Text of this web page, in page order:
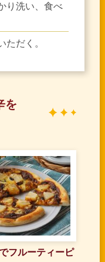
り洗い、食べ
ただく。
を
フルーティーピ